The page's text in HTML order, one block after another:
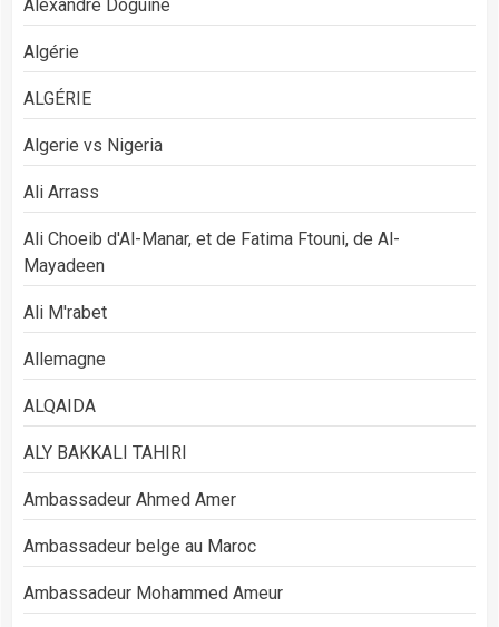
Alexandre Doguine
Algérie
ALGÉRIE
Algerie vs Nigeria
Ali Arrass
Ali Choeib d'Al-Manar, et de Fatima Ftouni, de Al-
Mayadeen
Ali M'rabet
Allemagne
ALQAIDA
ALY BAKKALI TAHIRI
Ambassadeur Ahmed Amer
Ambassadeur belge au Maroc
Ambassadeur Mohammed Ameur